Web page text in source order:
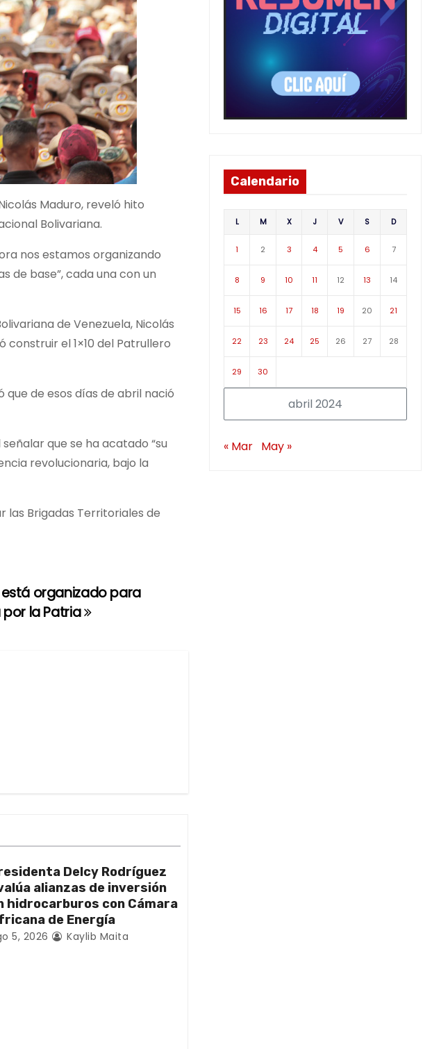
Maduro, reveló hito
Bolivariana.
nos estamos organizando
de base”, cada una con un
de Venezuela, Nicolás
construir el 1×10 del Patrullero
que de esos días de abril nació
que se ha acatado “su
revolucionaria, bajo la
las Brigadas Territoriales de
está organizado para
la Patria
Delcy Rodríguez
alianzas de inversión
hidrocarburos con Cámara
de Energía
5, 2026 Kaylib Maita
Calendario
abril 2024
L M X J V S D
1 2 3 4 5 6 7
8 9 10 11 12 13 14
15 16 17 18 19 20 21
22 23 24 25 26 27 28
29 30
« Mar May »